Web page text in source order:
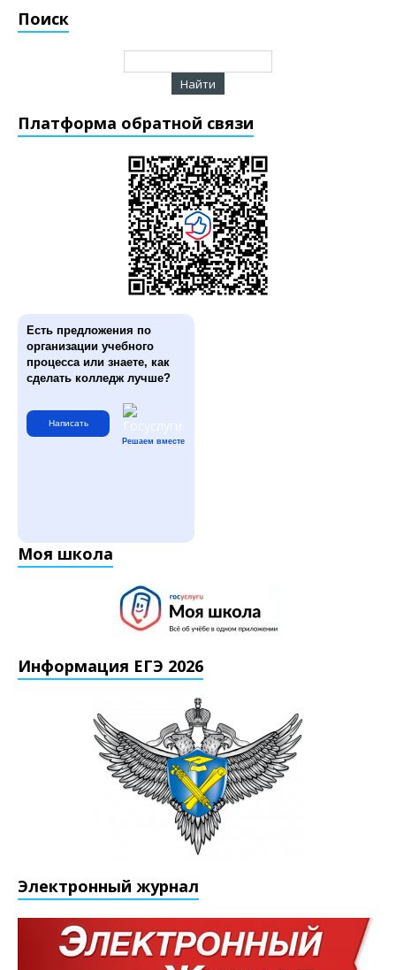
Поиск
Платформа обратной связи
Есть предложения по
организации учебного
процесса или знаете, как
сделать колледж лучше?
Написать
Решаем вместе
Моя школа
Информация ЕГЭ 2026
Электронный журнал